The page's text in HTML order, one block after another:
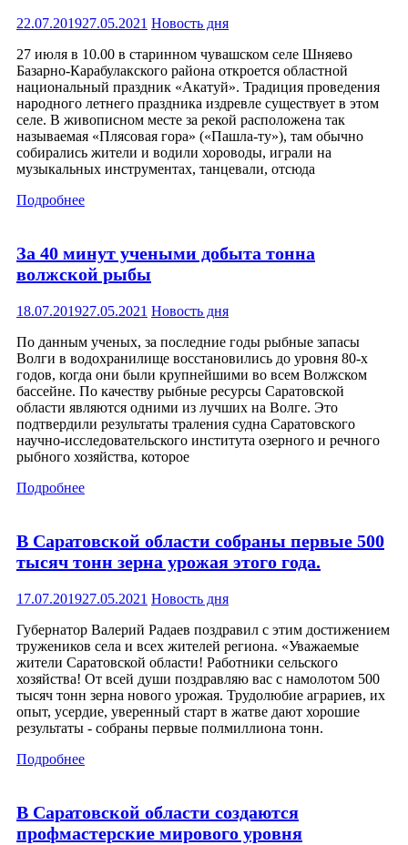
22.07.201927.05.2021 Новость дня
27 июля в 10.00 в старинном чувашском селе Шняево
Базарно-Карабулакского района откроется областной
национальный праздник «Акатуй». Традиция проведения
народного летнего праздника издревле существует в этом
селе. В живописном месте за рекой расположена так
называемая «Плясовая гора» («Пашла-ту»), там обычно
собирались жители и водили хороводы, играли на
музыкальных инструментах, танцевали, отсюда
Подробнее
За 40 минут учеными добыта тонна
волжской рыбы
18.07.201927.05.2021 Новость дня
По данным ученых, за последние годы рыбные запасы
Волги в водохранилище восстановились до уровня 80-х
годов, когда они были крупнейшими во всем Волжском
бассейне. По качеству рыбные ресурсы Саратовской
области являются одними из лучших на Волге. Это
подтвердили результаты траления судна Саратовского
научно-исследовательского института озерного и речного
рыбного хозяйства, которое
Подробнее
В Саратовской области собраны первые 500
тысяч тонн зерна урожая этого года.
17.07.201927.05.2021 Новость дня
Губернатор Валерий Радаев поздравил с этим достижением
тружеников села и всех жителей региона. «Уважаемые
жители Саратовской области! Работники сельского
хозяйства! От всей души поздравляю вас с намолотом 500
тысяч тонн зерна нового урожая. Трудолюбие аграриев, их
опыт, усердие, уверенный старт в жатве дают хорошие
результаты - собраны первые полмиллиона тонн.
Подробнее
В Саратовской области создаются
профмастерские мирового уровня